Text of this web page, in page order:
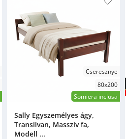
Cseresznye
80x200
Somiera inclusa
Sally Egyszemélyes ágy,
Transilvan, Masszív fa,
Modell ...